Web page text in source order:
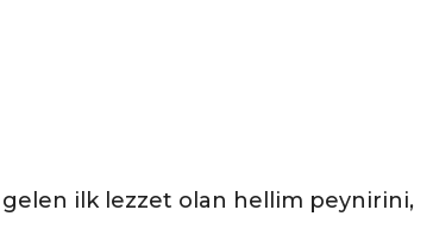
gelen ilk lezzet olan hellim peynirini,